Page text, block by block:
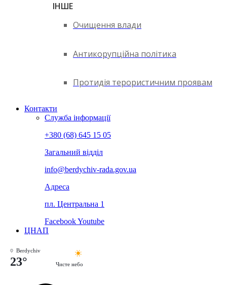
ІНШЕ
Очищення влади
Антикорупційна політика
Протидія терористичним проявам
Контакти
Служба інформації
+380 (68) 645 15 05
Загальний відділ
info@berdychiv-rada.gov.ua
Адреса
пл. Центральна 1
FacebookYoutube
ЦНАП
Berdychiv
23° Чисте небо